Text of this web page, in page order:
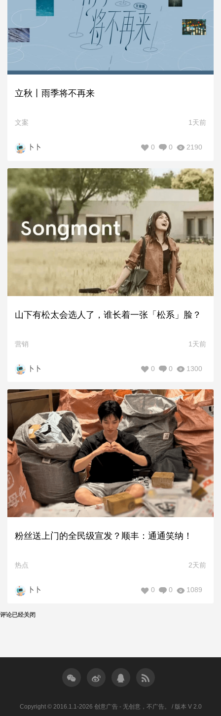
立秋丨雨季将不再来
文案 1天前
卜卜 2190
0
0
山下有松太会选人了，谁长着一张「松系」脸？
营销 1天前
卜卜 1300
0
0
粉丝送上门的全民级宣发？顺丰：通通笑纳！
热点 2天前
卜卜 1089
0
0
评论已经关闭
Copyright © 2016.1.1-2026 创意广告 - 无创意，不广告。 / 版本 V 2.0